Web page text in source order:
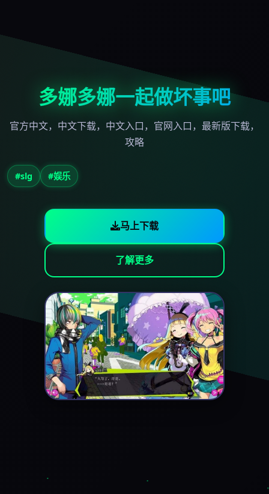
多娜多娜一起做坏事吧
官方中文，中文下载，中文入口，官网入口，最新版下载，
攻略
#slg #娱乐
马上下载
了解更多